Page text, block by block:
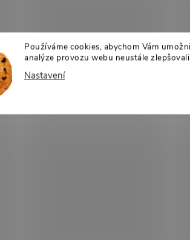
Používáme cookies, abychom Vám
analýze provozu webu neustále
Nastavení